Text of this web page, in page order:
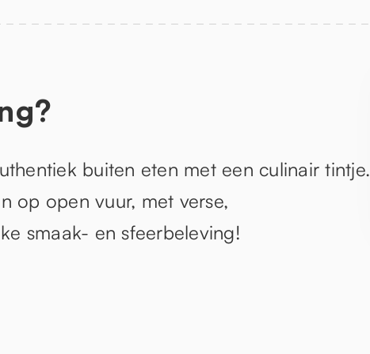
buiten eten met een culinair tintje.
op open vuur, met verse,
smaak- en sfeerbeleving!